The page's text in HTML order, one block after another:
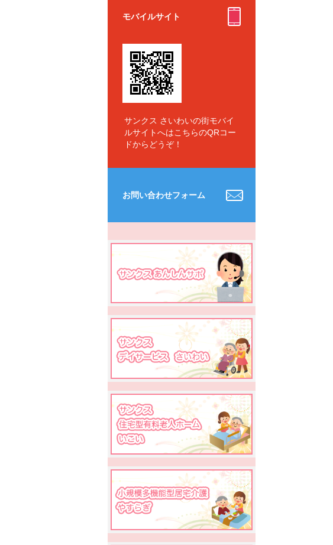
モバイルサイト
サンクス さいわいの街モバイ
ルサイトへはこちらのQRコー
ドからどうぞ！
お問い合わせフォーム